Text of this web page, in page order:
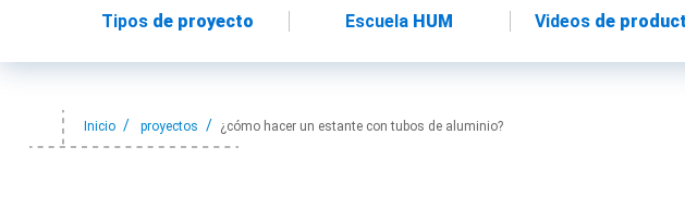
Tipos de proyecto Escuela HUM Videosde
Inicio proyectos ¿cómo hacer un estante con tubos de aluminio?